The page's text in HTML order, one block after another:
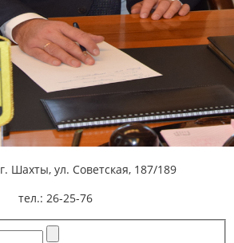
г. Шахты, ул. Советская, 187/189
тел.: 26-25-76